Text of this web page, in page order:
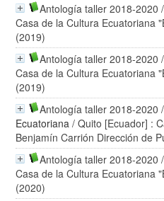
Antología taller 2018-2020
Casa de la Cultura Ecuatoriana
(2019)
Antología taller 2018-2020
Casa de la Cultura Ecuatoriana
(2019)
Antología taller 2018-2020
Ecuatoriana / Quito [Ecuador] :
Benjamín Carrión Dirección de
Antología taller 2018-2020
Casa de la Cultura Ecuatoriana
(2020)